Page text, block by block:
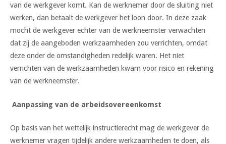
van de werkgever komt. Kan de werknemer door de sluiting niet
werken, dan betaalt de werkgever het loon door. In deze zaak
mocht de werkgever echter van de werkneemster verwachten
dat zij de aangeboden werkzaamheden zou verrichten, omdat
deze onder de omstandigheden redelijk waren. Het niet
verrichten van de werkzaamheden kwam voor risico en rekening
van de werkneemster.
Aanpassing van de arbeidsovereenkomst
Op basis van het wettelijk instructierecht mag de werkgever de
werknemer vragen tijdelijk andere werkzaamheden te doen, als